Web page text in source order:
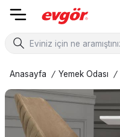
Anasayfa / Yemek Odası /